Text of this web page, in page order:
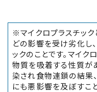
※マイクロプラスチッ
どの影響を受け劣化し
ックのことです。マイ
物質を吸着する性質が
染され食物連鎖の結果
にも悪影響を及ぼすこ